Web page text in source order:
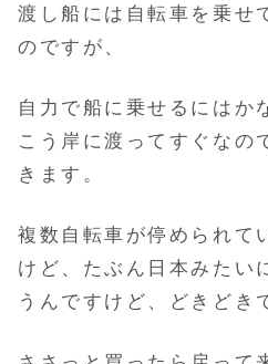
渡し船には自転車を乗せ
のですが、
自力で船に乗せるにはか
こう岸に渡ってすぐなの
きます。
複数自転車が停められて
けど、たぶん日本みたい
うんですけど、どきどき